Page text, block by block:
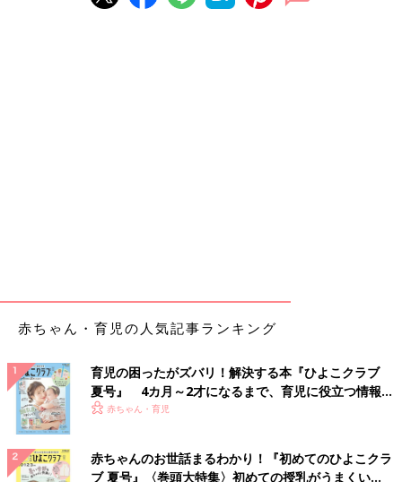
赤ちゃん・育児の人気記事ランキング
育児の困ったがズバリ！解決する本『ひよこクラブ
夏号』 4カ月～2才になるまで、育児に役立つ情報が
いっぱい！
赤ちゃん・育児
赤ちゃんのお世話まるわかり！『初めてのひよこクラ
ブ 夏号』〈巻頭大特集〉初めての授乳がうまくい